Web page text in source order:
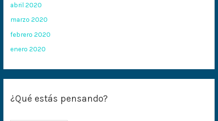
abril 2020
marzo 2020
febrero 2020
enero 2020
¿Qué estás pensando?